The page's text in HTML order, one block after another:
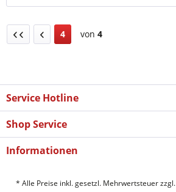
4 von 4
Service Hotline
Shop Service
Informationen
* Alle Preise inkl. gesetzl. Mehrwertsteuer zzgl.